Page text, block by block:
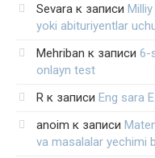
Sevara к записи
yoki abituriyentlar
Mehriban к записи 6-
onlayn test
R к записи Eng sara
anoim к записи
va masalalar yechimi